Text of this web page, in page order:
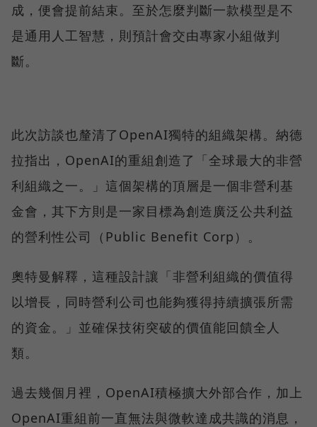
成，便會提前結束。至於怎麼判斷一款模型是不
是通用人工智慧，則預計會交由專家小組做判
斷。
此次訪談也釐清了OpenAI獨特的組織架構。納德
拉指出，OpenAI的重組創造了「全球最大的非營
利組織之一。」這個架構的頂層是一個非營利基
金會，其下方則是一家目標為創造廣泛公共利益
的營利性公司（Public Benefit Corp）。
奧特曼解釋，這種設計讓「非營利組織的價值得
以增長，同時營利公司也能夠獲得持續擴張所需
的資金。」並確保技術突破的價值能回饋全人
類。
過去幾個月裡，OpenAI積極擴大外部合作，加上
OpenAI重組前一直無法與微軟達成共識的消息，